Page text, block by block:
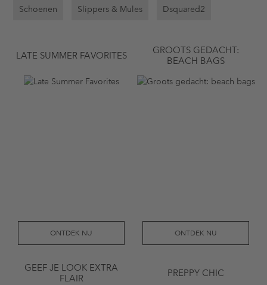
Schoenen Slippers & Mules Dsquared2
LATE SUMMER FAVORITES
ONTDEK NU
GROOTS GEDACHT:
BEACH BAGS
ONTDEK NU
GEEF JE LOOK EXTRA
FLAIR
PREPPY CHIC